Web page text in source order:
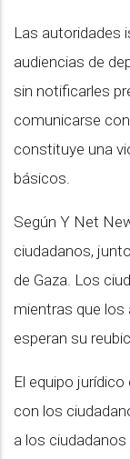
Las autoridades
audiencias de
sin notificarles
comunicarse
constituye una
básicos.
Según Y Net
ciudadanos,
de Gaza. Los
mientras que
esperan su
El equipo
con los
a los